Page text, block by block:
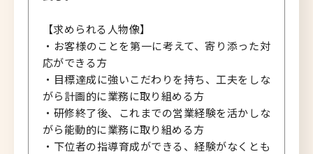
【求められる人物像】
・お客様のことを第一に考えて、寄り添った対
応ができる方
・目標達成に強いこだわりを持ち、工夫をしな
がら計画的に業務に取り組める方
・研修終了後、これまでの営業経験を活かしな
がら能動的に業務に取り組める方
・下位者の指導育成ができる、経験がなくとも